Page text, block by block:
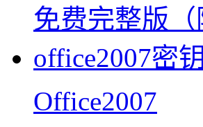
Office2007